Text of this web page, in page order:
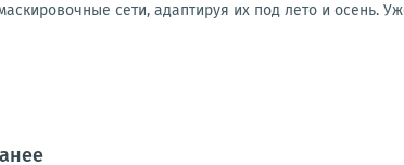
сети, адаптируя их под лето и осень.